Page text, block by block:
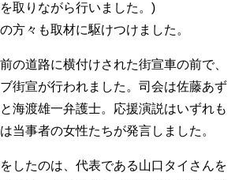
取りながら行いました。)
方々も取材に駆けつけました。
の道路に横付けされた街宣車の前で、
街宣が行われました。司会は佐藤あず
海渡雄一弁護士。応援演説はいずれも
当事者の女性たちが発言しました。
したのは、代表である山口タイさんを